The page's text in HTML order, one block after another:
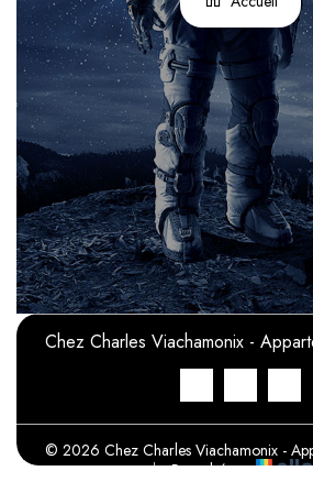
Chez Charles Viachamonix -
© 2026 Chez Charles Viachamonix -
| Propulsé par